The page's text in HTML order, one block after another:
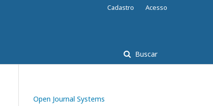
Buscar
Cadastro Acesso
Open Journal Systems